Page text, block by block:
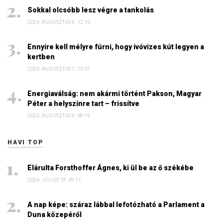
Sokkal olcsóbb lesz végre a tankolás
2026. AUGUSZTUS 5. 12:10
Ennyire kell mélyre fúrni, hogy ivóvizes kút legyen a
kertben
2026. AUGUSZTUS 7. 19:07
Energiaválság: nem akármi történt Pakson, Magyar
Péter a helyszínre tart – frissítve
2026. AUGUSZTUS 4. 08:19
HAVI TOP
Elárulta Forsthoffer Ágnes, ki ül be az ő székébe
2026. JÚLIUS 19. 09:11
A nap képe: száraz lábbal lefotózható a Parlament a
Duna közepéről